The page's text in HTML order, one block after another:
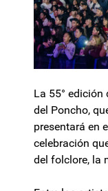
La 55° edición
del Poncho,
presentará en
celebración
del folclore, la